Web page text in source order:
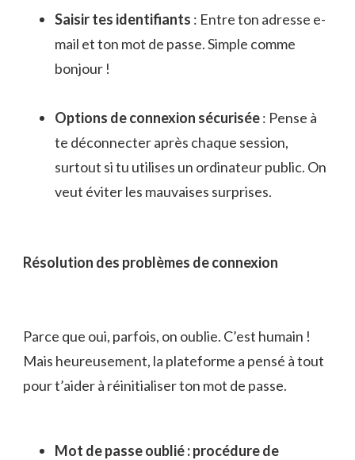
Saisir tes identifiants : Entre ton adresse e-
mail et ton mot de passe. Simple comme
bonjour !
Options de connexion sécurisée: Pense à
te déconnecter après chaque session,
surtout si tu utilises un ordinateur public. On
veut éviter les mauvaises surprises.
Résolution des problèmes de connexion
Parce que oui, parfois, on oublie. C’est humain !
Mais heureusement, la plateforme a pensé à tout
pour t’aider à réinitialiser ton mot de passe.
Mot de passe oublié : procédure de